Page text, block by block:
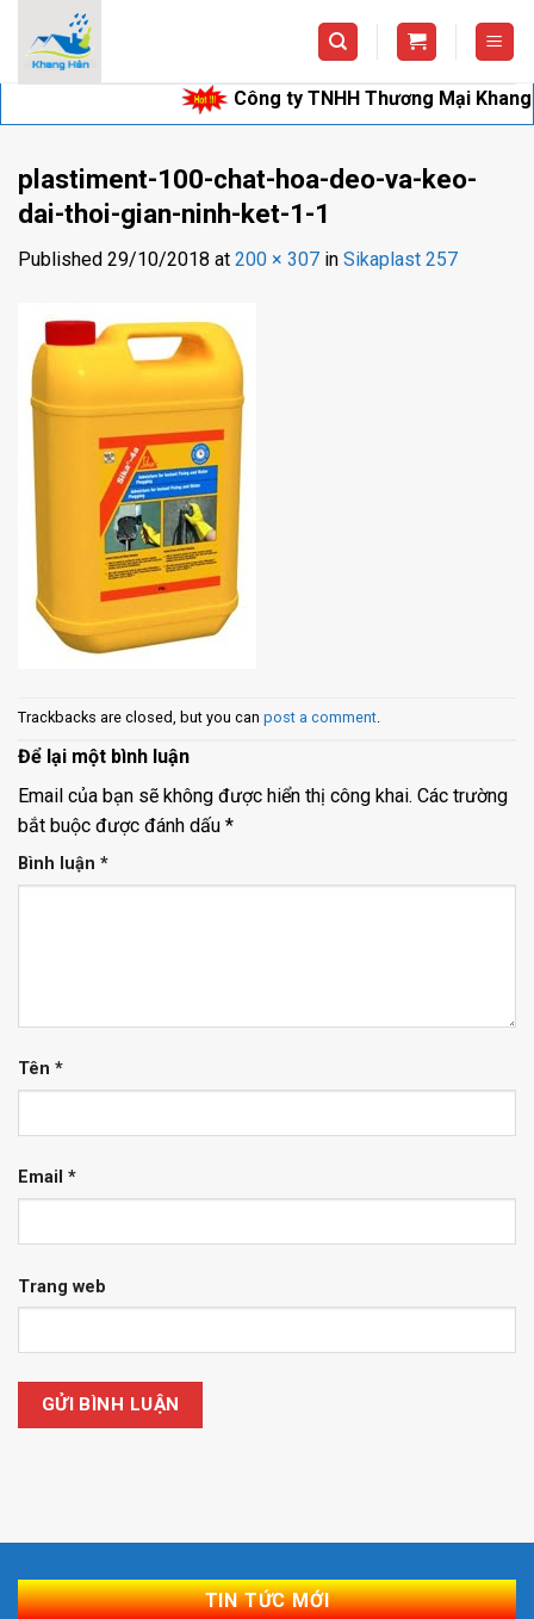
content
Công ty TNHH Thương Mại Khang
plastiment-100-chat-hoa-deo-va-keo-
dai-thoi-gian-ninh-ket-1-1
Published 29/10/2018 at 200 × 307 in Sikaplast 257
Trackbacks are closed, but you can post a comment.
Để lại một bình luận
Email của bạn sẽ không được hiển thị công khai. Các trường
bắt buộc được đánh dấu *
Bình luận *
Tên *
Email *
Trang web
TIN TỨC MỚI